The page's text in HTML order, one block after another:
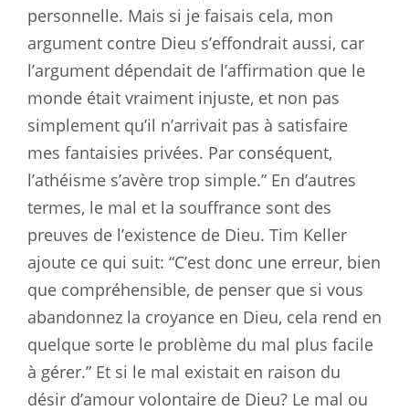
personnelle. Mais si je faisais cela, mon
argument contre Dieu s’effondrait aussi, car
l’argument dépendait de l’affirmation que le
monde était vraiment injuste, et non pas
simplement qu’il n’arrivait pas à satisfaire
mes fantaisies privées. Par conséquent,
l’athéisme s’avère trop simple.” En d’autres
termes, le mal et la souffrance sont des
preuves de l’existence de Dieu. Tim Keller
ajoute ce qui suit: “C’est donc une erreur, bien
que compréhensible, de penser que si vous
abandonnez la croyance en Dieu, cela rend en
quelque sorte le problème du mal plus facile
à gérer.” Et si le mal existait en raison du
désir d’amour volontaire de Dieu? Le mal ou